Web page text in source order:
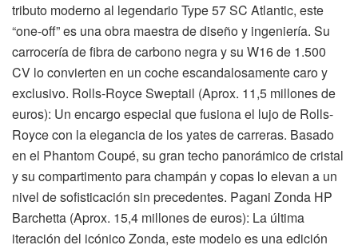
tributo moderno al legendario Type 57 SC Atlantic, este
“one-off” es una obra maestra de diseño y ingeniería. Su
carrocería de fibra de carbono negra y su W16 de 1.500
CV lo convierten en un coche escandalosamente caro y
exclusivo. Rolls-Royce Sweptail (Aprox. 11,5 millones de
euros): Un encargo especial que fusiona el lujo de Rolls-
Royce con la elegancia de los yates de carreras. Basado
en el Phantom Coupé, su gran techo panorámico de cristal
y su compartimento para champán y copas lo elevan a un
nivel de sofisticación sin precedentes. Pagani Zonda HP
Barchetta (Aprox. 15,4 millones de euros): La última
iteración del icónico Zonda, este modelo es una edición